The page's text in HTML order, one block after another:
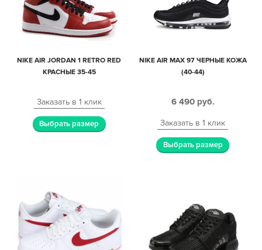
NIKE AIR JORDAN 1 RETRO RED
КРАСНЫЕ 35-45
Заказать в 1 клик
Выбрать размер
NIKE AIR MAX 97 ЧЕРНЫЕ КОЖА
(40-44)
6 490 руб.
Заказать в 1 клик
Выбрать размер